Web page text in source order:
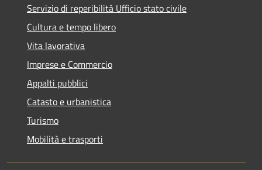
Servizio di reperibilità Ufficio stato civile
Cultura e tempo libero
Vita lavorativa
Imprese e Commercio
Appalti pubblici
Catasto e urbanistica
Turismo
Mobilità e trasporti